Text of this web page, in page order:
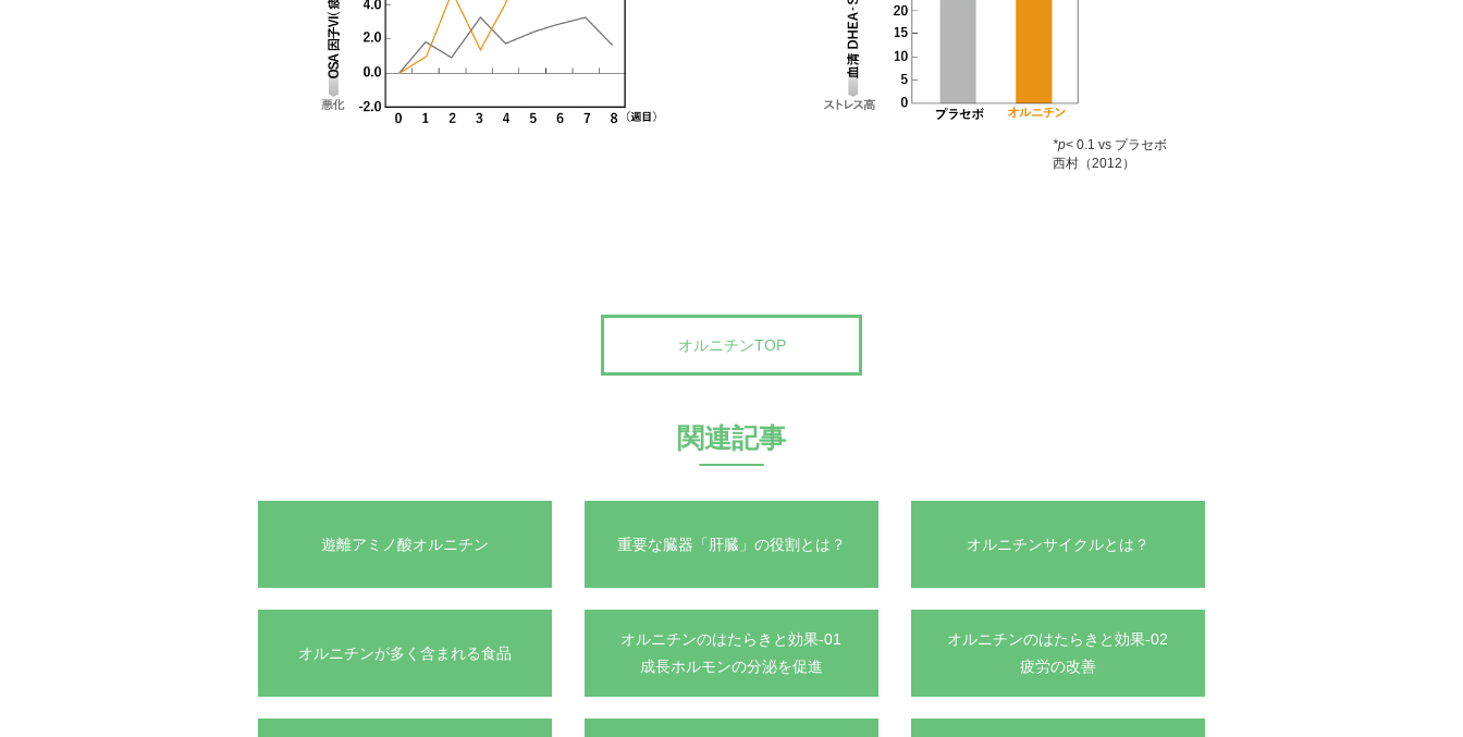
*p< 0.1 vs プラセボ
西村（2012）
オルニチンTOP
関連記事
遊離アミノ酸オルニチン 重要な臓器「肝臓」の役割とは？ オルニチンサイクルとは？
オルニチンが多く含まれる食品
オルニチンのはたらきと効果-01
成長ホルモンの分泌を促進
オルニチンのはたらきと効果-02
疲労の改善